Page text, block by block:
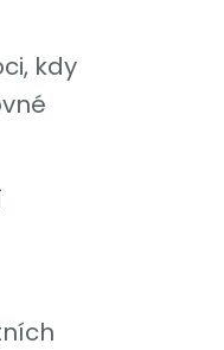
kdy